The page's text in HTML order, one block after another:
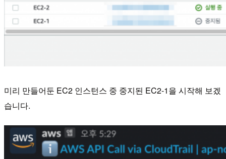
미리 만들어둔 EC2 인스턴스 중 중지된 EC2-1을 시작해 보겠
습니다.